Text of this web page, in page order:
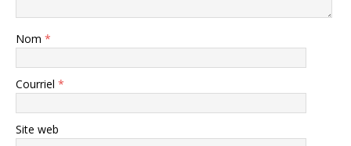
Nom *
Courriel *
Site web